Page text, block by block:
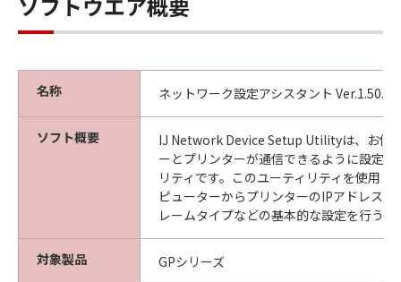
見された場合には、キヤノンは、「メディ
ア」を交換いたします。
(1) 「本ソフトウエア」は、『現状のまま』の
状態で使用許諾されます。キヤノン、キヤノン
の関連会社、それらの販売代理店及び販売店
は、「本ソフトウエア」に関して、商品性及び
特定の目的への適合性の保証を含め、いかなる
保証も、明示たると黙示たるとを問わず一切し
ないものとします。
(2) キヤノン、キヤノンの関連会社、それらの販
売代理店及び販売店は、「許諾ソフトウエア」
名称 ネットワーク設定アシスタント Ver.1.50.0
ソフト概要
IJ Network Device Setup Utilityは、お使
ーとプリンターが通信できるように設定
リティです。このユーティリティを使用し
ピューターからプリンターのIPアドレス
レームタイプなどの基本的な設定を行う
対象製品 GPシリーズ